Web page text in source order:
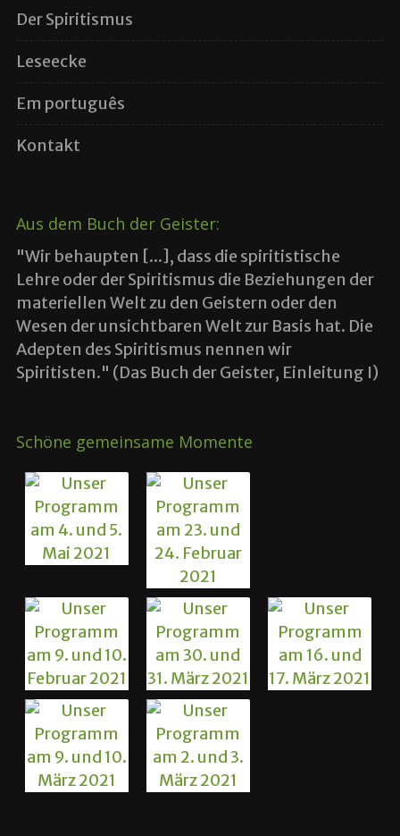
Der Spiritismus
Leseecke
Em português
Kontakt
Aus dem Buch der Geister:
"Wir behaupten [...], dass die spiritistische
Lehre oder der Spiritismus die Beziehungen der
materiellen Welt zu den Geistern oder den
Wesen der unsichtbaren Welt zur Basis hat. Die
Adepten des Spiritismus nennen wir
Spiritisten." (Das Buch der Geister, Einleitung I)
Schöne gemeinsame Momente